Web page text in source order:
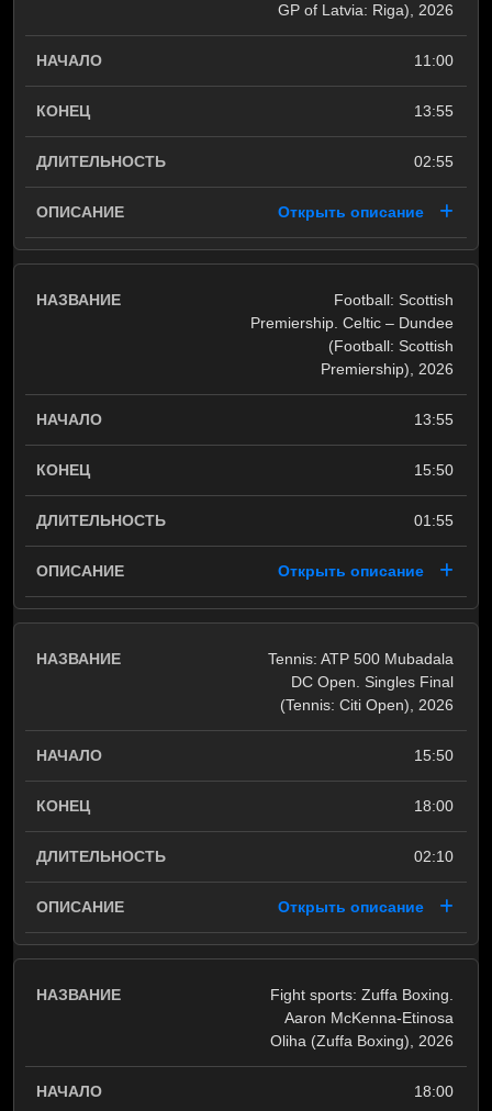
GP of Latvia: Riga), 2026
11:00
13:55
02:55
Открыть описание
Football: Scottish
Premiership. Celtic – Dundee
(Football: Scottish
Premiership), 2026
13:55
15:50
01:55
Открыть описание
Tennis: ATP 500 Mubadala
DC Open. Singles Final
(Tennis: Citi Open), 2026
15:50
18:00
02:10
Открыть описание
Fight sports: Zuffa Boxing.
Aaron McKenna-Etinosa
Oliha (Zuffa Boxing), 2026
18:00